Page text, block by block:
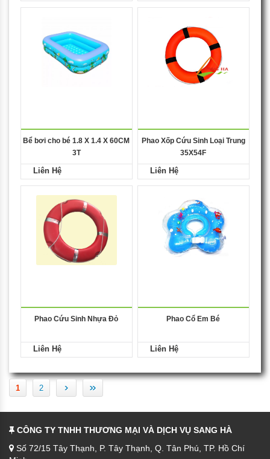
Bể bơi cho bé 1.8 X 1.4 X 60CM
3T
Liên Hệ
Phao Xốp Cứu Sinh Loại Trung
35X54F
Liên Hệ
Phao Cứu Sinh Nhựa Đỏ
Liên Hệ
Phao Cổ Em Bé
Liên Hệ
1 2 › »
CÔNG TY TNHH THƯƠNG MẠI VÀ DỊCH VỤ SANG HÀ
Số 72/15 Tây Thạnh, P. Tây Thạnh, Q. Tân Phú, TP. Hồ Chí